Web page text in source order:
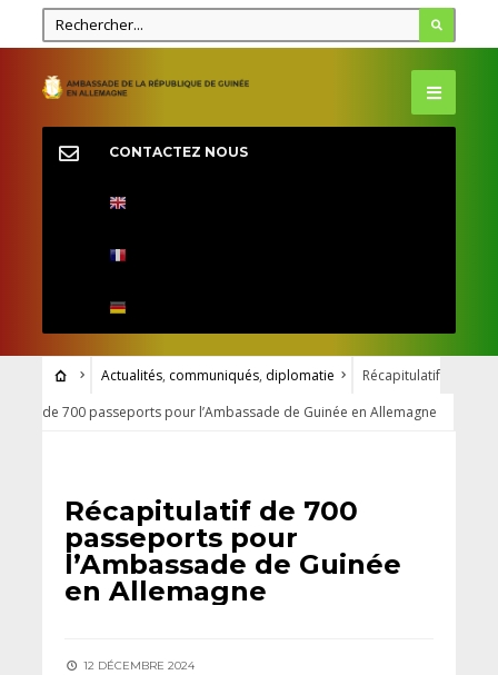
CONTACTEZ NOUS
Actualités, communiqués, diplomatie
Récapitulatif
de 700 passeports pour l’Ambassade de Guinée en Allemagne
Récapitulatif de 700
passeports pour
l’Ambassade de Guinée
en Allemagne
12 DÉCEMBRE 2024